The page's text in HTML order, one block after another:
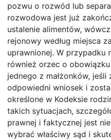
pozwu o rozwód lub
rozwodowa jest już
ustalenie alimentów,
rejonowy według miejsca
uprawnionej. W przypadku
również orzec o
jednego z małżonków, jeśli
odpowiedni wniosek i
określone w Kodeksie
takich sytuacjach,
prawnej i faktycznej jest
wybrać właściwy sąd i